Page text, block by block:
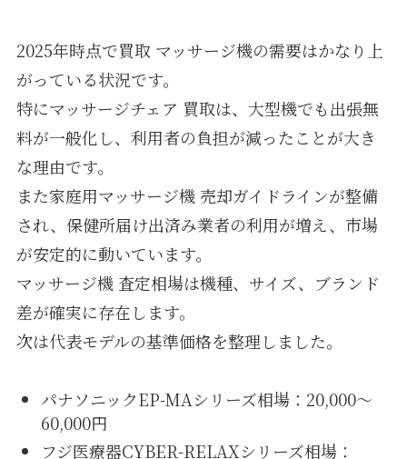
2025年時点で買取 マッサージ機の需要はかなり上
がっている状況です。
特にマッサージチェア 買取は、大型機でも出張無
料が一般化し、利用者の負担が減ったことが大き
な理由です。
また家庭用マッサージ機 売却ガイドラインが整備
され、保健所届け出済み業者の利用が増え、市場
が安定的に動いています。
マッサージ機 査定相場は機種、サイズ、ブランド
差が確実に存在します。
次は代表モデルの基準価格を整理しました。
パナソニックEP-MAシリーズ相場：20,000〜
60,000円
フジ医療器CYBER-RELAXシリーズ相場：